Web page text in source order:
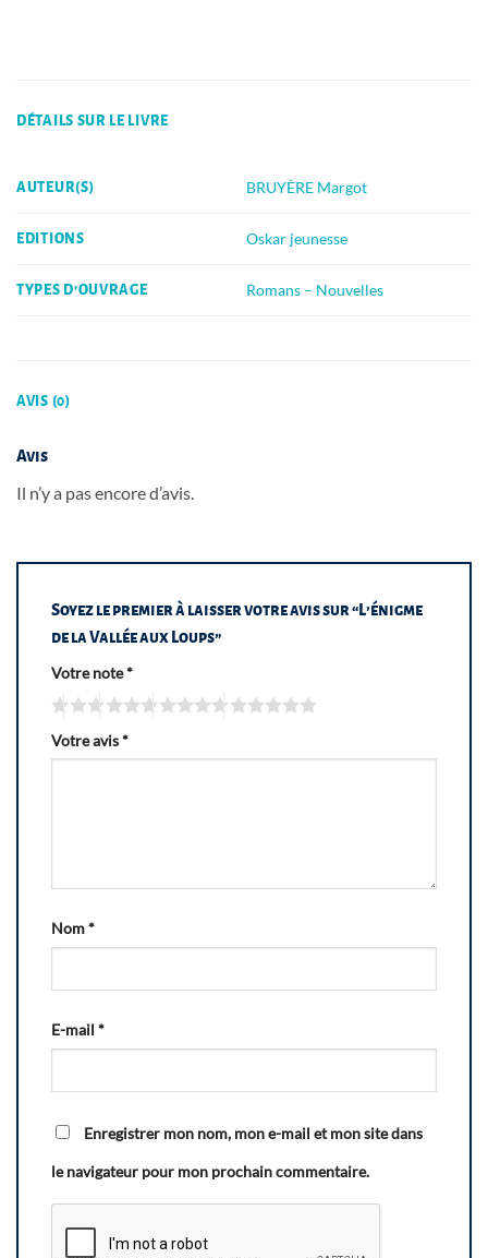
DÉTAILS SUR LE LIVRE
AUTEUR(S) BRUYÈRE Margot
EDITIONS Oskar jeunesse
TYPES D'OUVRAGE Romans – Nouvelles
AVIS (0)
Avis
Il n’y a pas encore d’avis.
Soyez le premier à laisser votre avis sur “L’énigme
de la Vallée aux Loups”
Votre note*
Votre avis*
Nom*
E-mail *
Enregistrer mon nom, mon e-mail et mon site dans
le navigateur pour mon prochain commentaire.